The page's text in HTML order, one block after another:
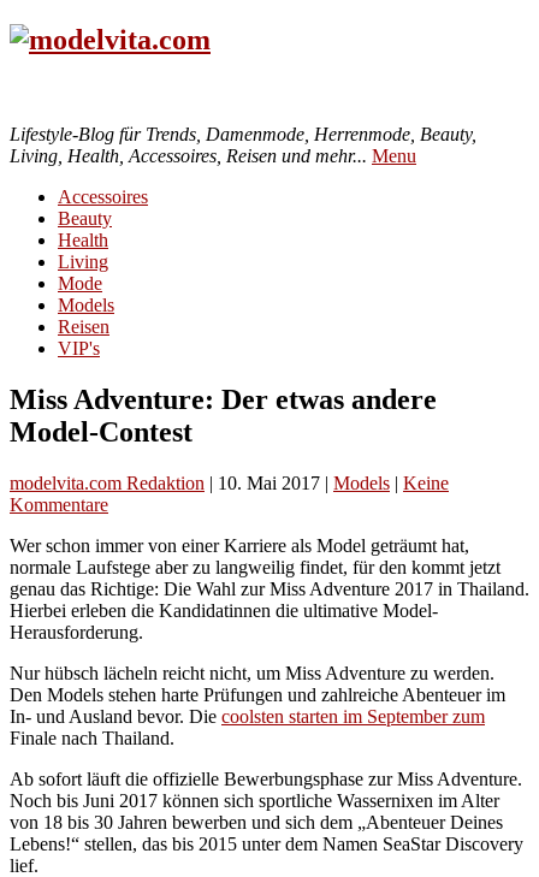
Lifestyle-Blog für Trends, Damenmode, Herrenmode, Beauty,
Living, Health, Accessoires, Reisen und mehr... Menu
Accessoires
Beauty
Health
Living
Mode
Models
Reisen
VIP's
Miss Adventure: Der etwas andere
Model-Contest
modelvita.com Redaktion | 10. Mai 2017 | Models | Keine
Kommentare
Wer schon immer von einer Karriere als Model geträumt hat,
normale Laufstege aber zu langweilig findet, für den kommt jetzt
genau das Richtige: Die Wahl zur Miss Adventure 2017 in Thailand.
Hierbei erleben die Kandidatinnen die ultimative Model-
Herausforderung.
Nur hübsch lächeln reicht nicht, um Miss Adventure zu werden.
Den Models stehen harte Prüfungen und zahlreiche Abenteuer im
In- und Ausland bevor. Die coolsten starten im September zum
Finale nach Thailand.
Ab sofort läuft die offizielle Bewerbungsphase zur Miss Adventure.
Noch bis Juni 2017 können sich sportliche Wassernixen im Alter
von 18 bis 30 Jahren bewerben und sich dem „Abenteuer Deines
Lebens!“ stellen, das bis 2015 unter dem Namen SeaStar Discovery
lief.